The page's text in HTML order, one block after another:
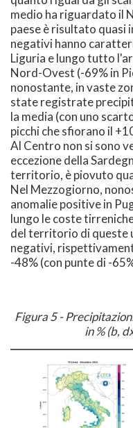
medio ha riguardato il
paese è risultato quasi
negativi hanno
Liguria e lungo tutto
Nord-Ovest (-69% in
nonostante, in vaste
state registrate
la media (con uno
picchi che sfiorano il
Al Centro non si sono
eccezione della
territorio, è piovuto
Nel Mezzogiorno,
anomalie positive in
lungo le coste
del territorio di queste
negativi,
-48% (con punte di -
Figura 5 -
in % (b,